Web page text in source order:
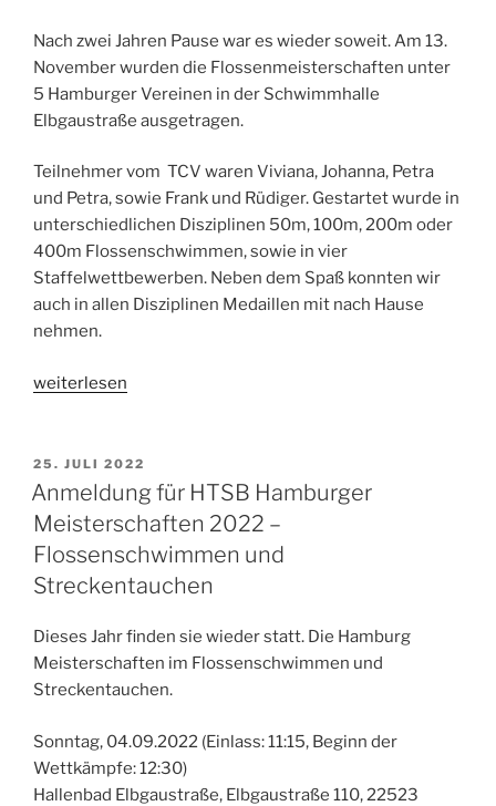
Nach zwei Jahren Pause war es wieder soweit. Am 13.
November wurden die Flossenmeisterschaften unter
5 Hamburger Vereinen in der Schwimmhalle
Elbgaustraße ausgetragen.
Teilnehmer vom TCV waren Viviana, Johanna, Petra
und Petra, sowie Frank und Rüdiger. Gestartet wurde in
unterschiedlichen Disziplinen 50m, 100m, 200m oder
400m Flossenschwimmen, sowie in vier
Staffelwettbewerben. Neben dem Spaß konnten wir
auch in allen Disziplinen Medaillen mit nach Hause
nehmen.
„TCV
Hamburger
Flossenmeisterschaften
2022“
weiterlesen
VERÖFFENTLICHT
AM
25. JULI 2022
Anmeldung für HTSB Hamburger
Meisterschaften 2022 –
Flossenschwimmen und
Streckentauchen
Dieses Jahr finden sie wieder statt. Die Hamburg
Meisterschaften im Flossenschwimmen und
Streckentauchen.
Sonntag, 04.09.2022 (Einlass: 11:15, Beginn der
Wettkämpfe: 12:30)
Hallenbad Elbgaustraße, Elbgaustraße 110, 22523